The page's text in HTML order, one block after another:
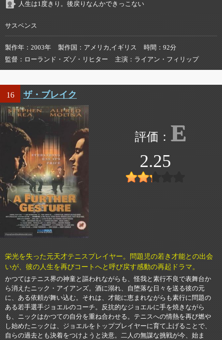
人生は1度きり。後戻りなんかできっこない
サスペンス
製作年 2003年 製作国 アメリカ,イギリス 時間
92分
監督
ローランド・ズゾ・リヒター 主演 ライアン・フィリップ
16 ザ・ブレイク
E
2.25
栄光を失った元天才テニスプレイヤー。問題児の若き才能との出会
いが、彼の人生を再びコートへと呼び戻す感動の再起ドラマ。
かつてはテニス界の神童と謳われながらも、怪我と素行不良で表舞台か
ら消えたニック・アイアンズ。酒に溺れ、自堕落な日々を送る彼の元
に、ある依頼が舞い込む。それは、才能に恵まれながらも素行に問題の
ある若手選手ジョエルのコーチ。反抗的なジョエルに手を焼きながら
も、ニックはかつての自分を重ね合わせる。テニスへの情熱を再び燃や
し始めたニックは、ジョエルをトッププレイヤーに育て上げることで、
自らの過去とも決着をつけようと決意。二人の無謀な挑戦が今、始ま